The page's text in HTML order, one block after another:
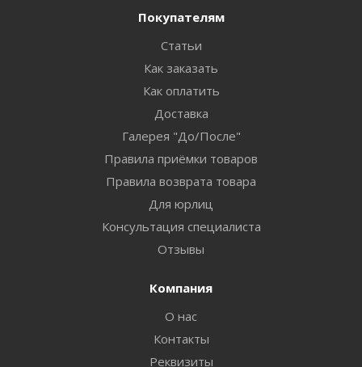
Покупателям
Статьи
Как заказать
Как оплатить
Доставка
Галерея "До/После"
Правила приёмки товаров
Правила возврата товара
Для юрлиц
Консультация специалиста
Отзывы
Компания
О нас
Контакты
Реквизиты